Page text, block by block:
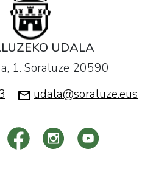
UDALA
1. Soraluze 20590
udala@soraluze.eus